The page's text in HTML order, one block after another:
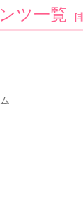
ツ一覧 [